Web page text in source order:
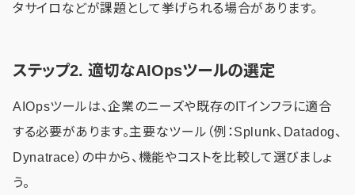
タサイロなどが課題として挙げられる場合があります。
ステップ2. 適切なAIOpsツールの選定
AIOpsツールは、企業のニーズや既存のITインフラに適合
する必要があります。主要なツール（例：Splunk、Datadog、
Dynatrace）の中から、機能やコストを比較して選びましょ
う。